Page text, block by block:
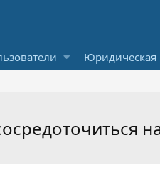
Юридическая